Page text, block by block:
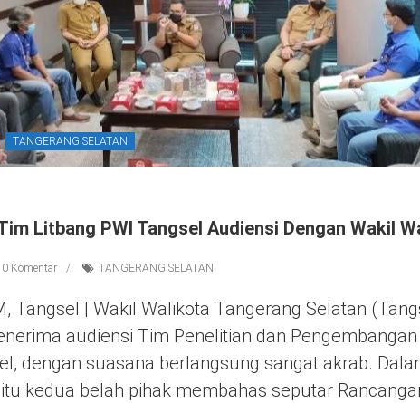
TANGERANG SELATAN
Litbang PWI Tangsel Audiensi Dengan Wakil
0 Komentar TANGERANG SELATAN
Tangsel | Wakil Walikota Tangerang Selatan
audiensi Tim Penelitian dan Pengembangan
dengan suasana berlangsung sangat akrab.
kedua belah pihak membahas seputar